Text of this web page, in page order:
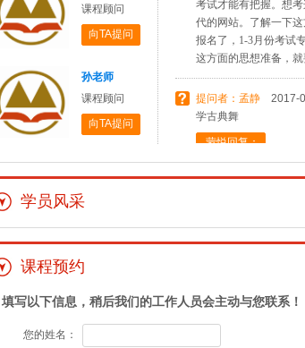
课程顾问
向TA提问
孙老师
课程顾问
向TA提问
代的网站。了解一下
报名了，1-3月份考试
这方面的思想准备，
学古典舞
或者在技巧方面出了
2016-
学员风采
课程预约
填写以下信息，稍后我们的工作人员会主动与您联系！
您的姓名：